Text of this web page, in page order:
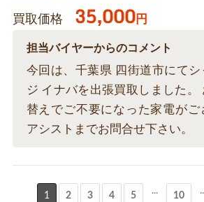
買取価格 35,000円
担当バイヤーからのコメント
今回は、千葉県 四街道市にて
ジ イナバを出張買取しました。
替えでご不要になった家電がご
アシストまでお問合せ下さい。
1 2 3 4 5 ... 10